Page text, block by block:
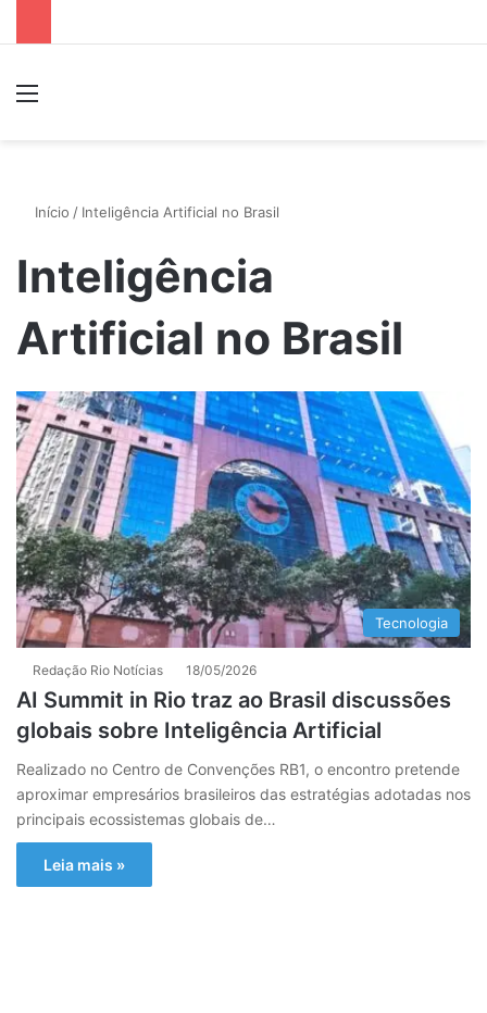
Início / Inteligência Artificial no Brasil
Inteligência
Artificial no Brasil
Tecnologia
Redação Rio Notícias 18/05/2026
AI Summit in Rio traz ao Brasil discussões
globais sobre Inteligência Artificial
Realizado no Centro de Convenções RB1, o encontro pretende
aproximar empresários brasileiros das estratégias adotadas nos
principais ecossistemas globais de…
Leia mais »